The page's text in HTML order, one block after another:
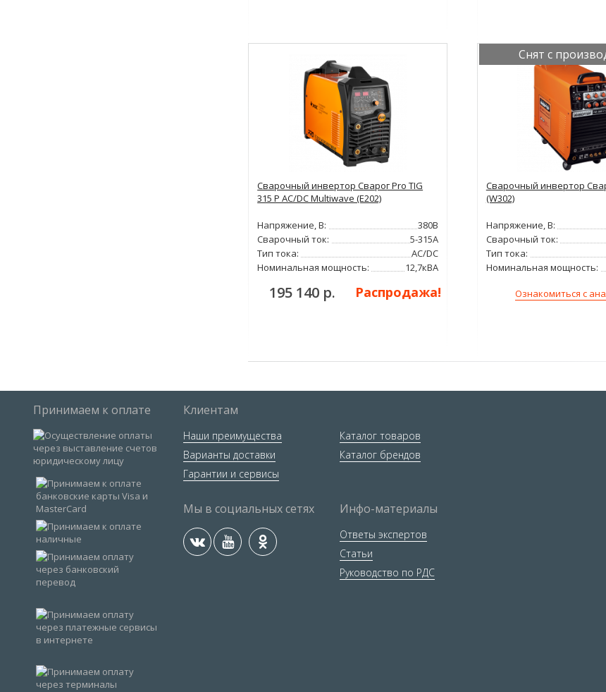
Сварочный инвертор Сварог Pro TIG
315 P AC/DC Multiwave (E202)
Напряжение, В:
380В
Сварочный ток:
5-315А
Тип тока:
AC/DC
Номинальная мощность:
12,7кВА
195 140 р. Распродажа!
Снят с
Сварочный инвертор
(W302)
Напряжение, В:
Сварочный ток:
Тип тока:
Номинальная мощность:
Ознакомиться с
Принимаем к оплате Клиентам
Наши преимущества
Варианты доставки
Гарантии и сервисы
Каталог товаров
Каталог брендов
Мы в социальных сетях Инфо-материалы
Ответы экспертов
Статьи
Руководство по РДС